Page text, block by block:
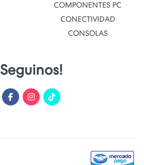
COMPONENTES PC
CONECTIVIDAD
CONSOLAS
Seguinos!